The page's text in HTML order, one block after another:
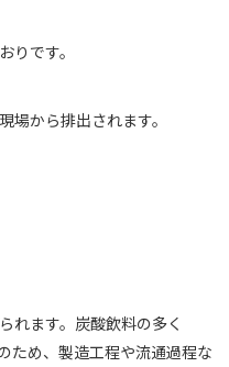
りです。
場から排出されます。
れます。炭酸飲料の多く
ため、製造工程や流通過程な